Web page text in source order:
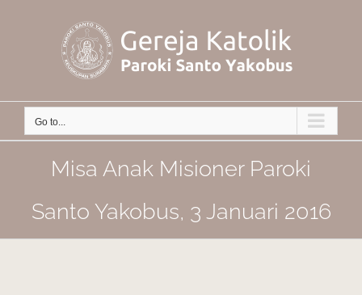
Go to...
Misa Anak Misioner Paroki
Santo Yakobus, 3 Januari 2016